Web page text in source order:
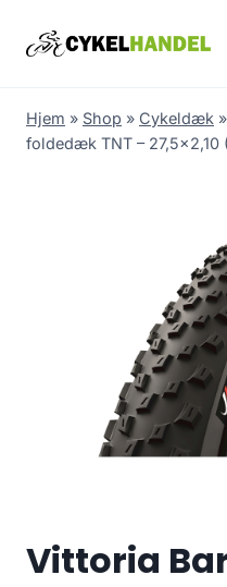
Hjem » Shop » Cykeldæk »
foldedæk TNT – 27,5×2,10
Vittoria